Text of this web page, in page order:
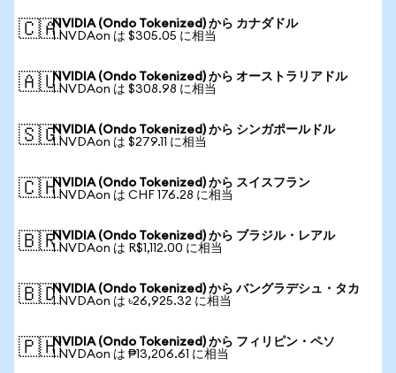
🇨🇦NVIDIA (Ondo Tokenized) から カナダドル
1 NVDAon は $305.05 に相当
🇦🇺NVIDIA (Ondo Tokenized) から オーストラリアドル
1 NVDAon は $308.98 に相当
🇸🇬NVIDIA (Ondo Tokenized) から シンガポールドル
1 NVDAon は $279.11 に相当
🇨🇭NVIDIA (Ondo Tokenized) から スイスフラン
1 NVDAon は CHF 176.28 に相当
🇧🇷NVIDIA (Ondo Tokenized) から ブラジル・レアル
1 NVDAon は R$1,112.00 に相当
🇧🇩NVIDIA (Ondo Tokenized) から バングラデシュ・タカ
1 NVDAon は ৳26,925.32 に相当
🇵🇭NVIDIA (Ondo Tokenized) から フィリピン・ペソ
1 NVDAon は ₱13,206.61 に相当